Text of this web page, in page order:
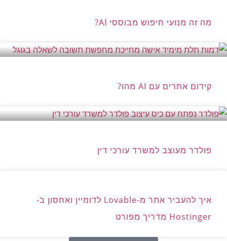
מה זה מנועי חיפוש מבוססי AI?
קידום אתרים עם AI מהו?
פולדר מעוצב למשרד עורכי דין
איך להעביר אתר מ-Lovable לדומיין ואחסון ב-
Hostinger מדריך מפורט